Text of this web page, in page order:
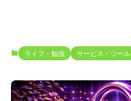
ライフ・勉強 サービス・ツール